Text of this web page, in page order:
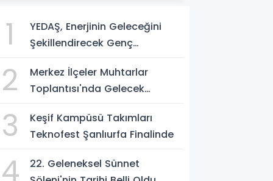
1
YEDAŞ, Enerjinin Geleceğini
Şekillendirecek Genç
2
Merkez İlçeler Muhtarlar
Toplantısı'nda Gelecek
3
Keşif Kampüsü Takımları
Teknofest Şanlıurfa Finalinde
4
22. Geleneksel Sünnet